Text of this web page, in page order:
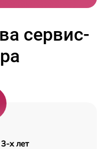
сервис-
х лет